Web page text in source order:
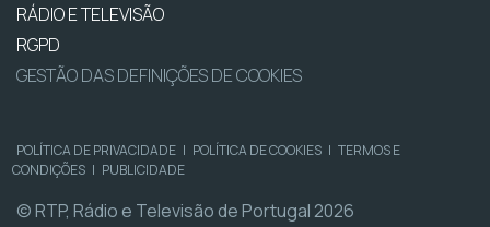
RÁDIO E TELEVISÃO
RGPD
GESTÃO DAS DEFINIÇÕES DE COOKIES
POLÍTICA DE PRIVACIDADE | POLÍTICA DE COOKIES | TERMOS E
CONDIÇÕES | PUBLICIDADE
© RTP, Rádio e Televisão de Portugal 2026